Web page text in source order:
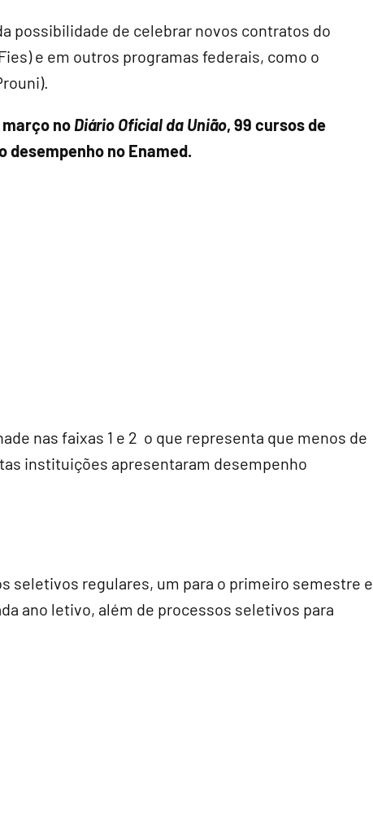
possibilidade de celebrar novos contratos do
e em outros programas federais, como o
no Diário Oficial da União, 99 cursos de
desempenho no Enamed.
nas faixas 1 e 2 o que representa que menos de
instituições apresentaram desempenho
seletivos regulares, um para o primeiro semestre e
ano letivo, além de processos seletivos para